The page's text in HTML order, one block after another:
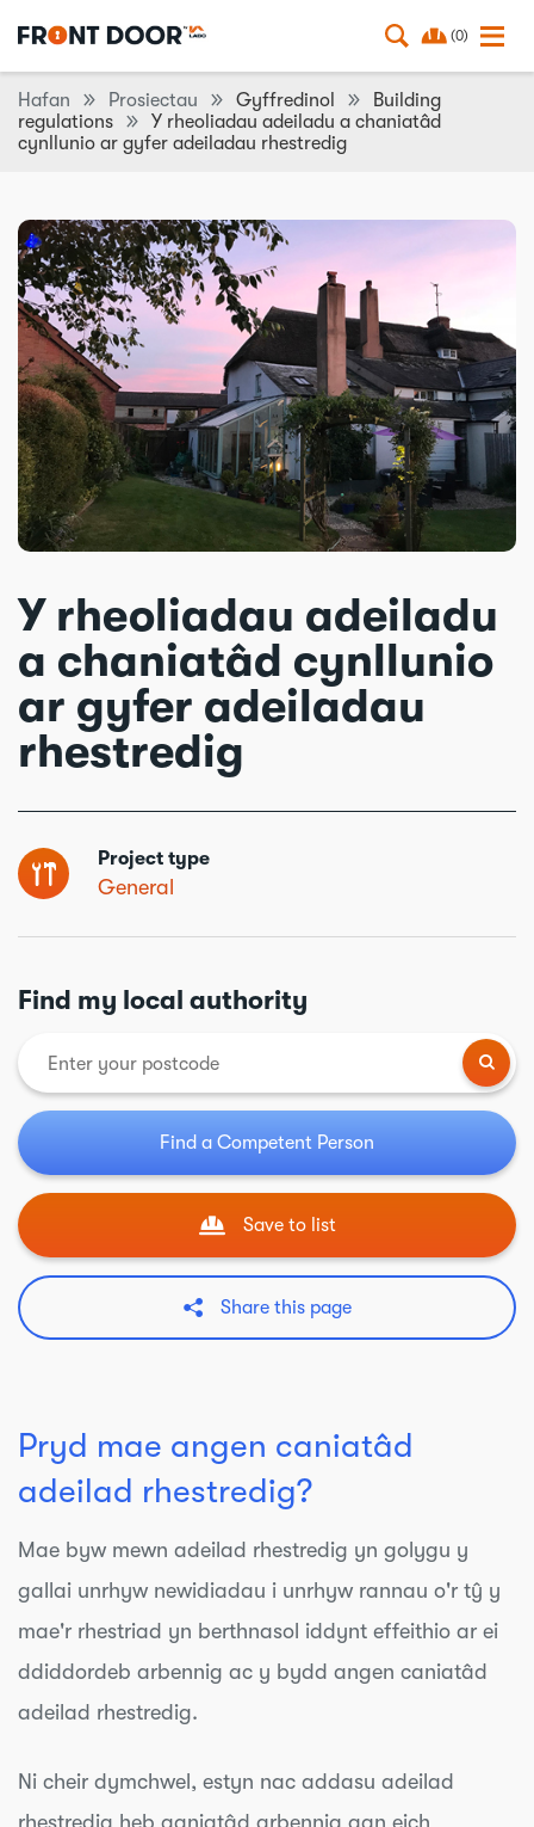
(0)
Hafan Prosiectau Gyffredinol
Building
regulations
Y rheoliadau adeiladu a chaniatâd
cynllunio ar gyfer adeiladau rhestredig
Y rheoliadau adeiladu
a chaniatâd cynllunio
ar gyfer adeiladau
rhestredig
Project type
General
Find my local authority
Find a Competent Person
Save to list
Share this page
Pryd mae angen caniatâd
adeilad rhestredig?
Mae byw mewn adeilad rhestredig yn golygu y
gallai unrhyw newidiadau i unrhyw rannau o'r tŷ y
mae'r rhestriad yn berthnasol iddynt effeithio ar ei
ddiddordeb arbennig ac y bydd angen caniatâd
adeilad rhestredig.
Ni cheir dymchwel, estyn nac addasu adeilad